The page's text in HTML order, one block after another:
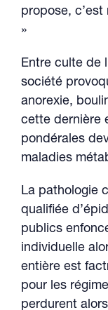
propose,
»
Entre culte de
société
anorexie,
cette dernière
pondérales
maladies
La pathologie
qualifiée
publics
individuelle
entière est
pour les
perdurent